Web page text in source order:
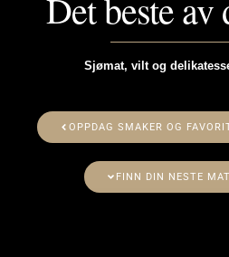
Sjømat, vilt og
OPPDAG SMAKER OG
FINN DIN NESTE